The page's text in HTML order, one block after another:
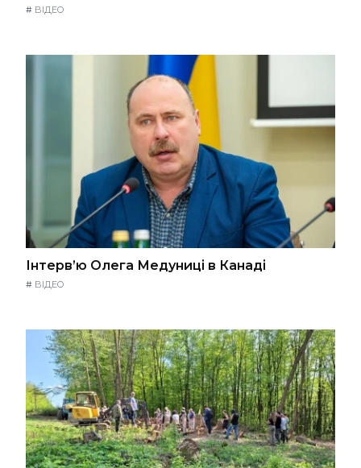
# ВІДЕО
Інтерв’ю Олега Медуниці в Канаді
# ВІДЕО